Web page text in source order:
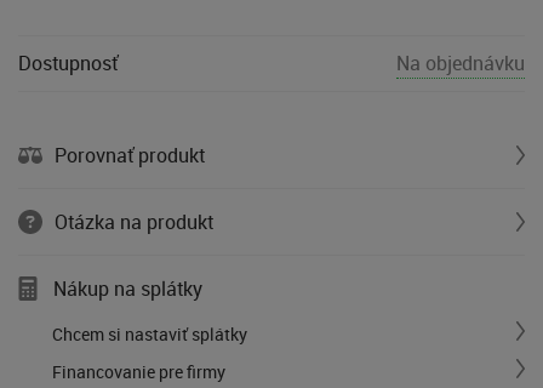
Dostupnosť Na objednávku
Porovnať produkt
Otázka na produkt
Nákup na splátky
Chcem si nastaviť splátky
Financovanie pre firmy